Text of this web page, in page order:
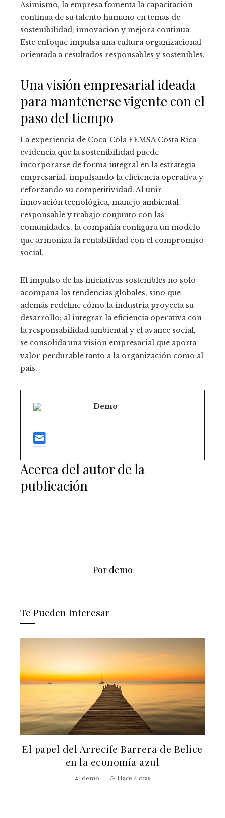
Asimismo, la empresa fomenta la capacitación
continua de su talento humano en temas de
sostenibilidad, innovación y mejora continua.
Este enfoque impulsa una cultura organizacional
orientada a resultados responsables y sostenibles.
Una visión empresarial ideada
para mantenerse vigente con el
paso del tiempo
La experiencia de Coca-Cola FEMSA Costa Rica
evidencia que la sostenibilidad puede
incorporarse de forma integral en la estrategia
empresarial, impulsando la eficiencia operativa y
reforzando su competitividad. Al unir
innovación tecnológica, manejo ambiental
responsable y trabajo conjunto con las
comunidades, la compañía configura un modelo
que armoniza la rentabilidad con el compromiso
social.
El impulso de las iniciativas sostenibles no solo
acompaña las tendencias globales, sino que
además redefine cómo la industria proyecta su
desarrollo; al integrar la eficiencia operativa con
la responsabilidad ambiental y el avance social,
se consolida una visión empresarial que aporta
valor perdurable tanto a la organización como al
país.
Demo
Acerca del autor de la
publicación
Por demo
Te Pueden Interesar
El papel del Arrecife Barrera de Belice
en la economía azul
demo Hace 4 días